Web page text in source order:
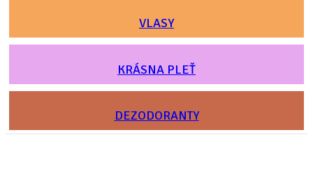
VLASY
KRÁSNA PLEŤ
DEZODORANTY